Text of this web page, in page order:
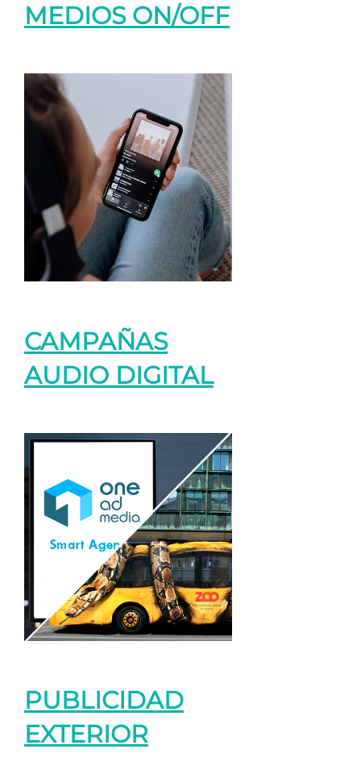
MEDIOS ON/OFF
CAMPAÑAS
AUDIO DIGITAL
PUBLICIDAD
EXTERIOR